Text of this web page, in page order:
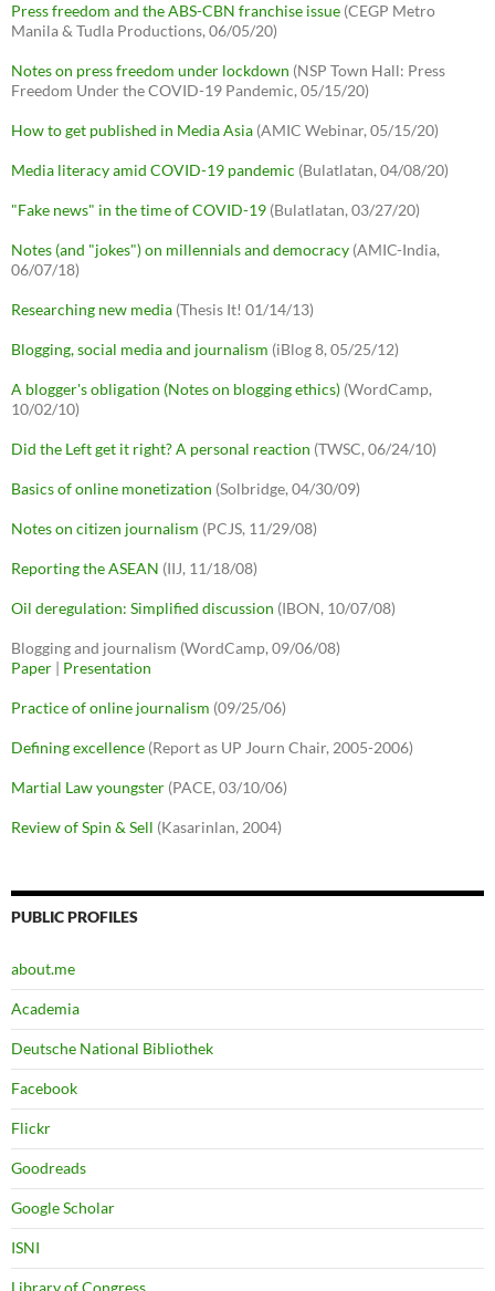
Press freedom and the ABS-CBN franchise issue (CEGP Metro
Manila & Tudla Productions, 06/05/20)
Notes on press freedom under lockdown (NSP Town Hall: Press
Freedom Under the COVID-19 Pandemic, 05/15/20)
How to get published in Media Asia (AMIC Webinar, 05/15/20)
Media literacy amid COVID-19 pandemic (Bulatlatan, 04/08/20)
"Fake news" in the time of COVID-19 (Bulatlatan, 03/27/20)
Notes (and "jokes") on millennials and democracy (AMIC-India,
06/07/18)
Researching new media (Thesis It! 01/14/13)
Blogging, social media and journalism (iBlog 8, 05/25/12)
A blogger's obligation (Notes on blogging ethics) (WordCamp,
10/02/10)
Did the Left get it right? A personal reaction (TWSC, 06/24/10)
Basics of online monetization (Solbridge, 04/30/09)
Notes on citizen journalism (PCJS, 11/29/08)
Reporting the ASEAN (IIJ, 11/18/08)
Oil deregulation: Simplified discussion (IBON, 10/07/08)
Blogging and journalism (WordCamp, 09/06/08)
Paper | Presentation
Practice of online journalism (09/25/06)
Defining excellence (Report as UP Journ Chair, 2005-2006)
Martial Law youngster (PACE, 03/10/06)
Review of Spin & Sell (Kasarinlan, 2004)
PUBLIC PROFILES
about.me
Academia
Deutsche National Bibliothek
Facebook
Flickr
Goodreads
Google Scholar
ISNI